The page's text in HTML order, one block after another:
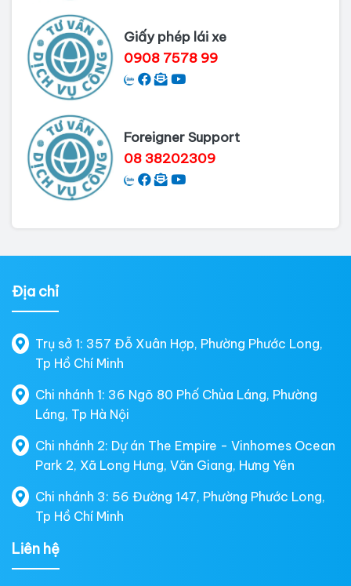
Giấy phép lái xe
0908 7578 99
Foreigner Support
08 38202309
Địa chỉ
Trụ sở 1: 357 Đỗ Xuân Hợp, Phường Phước Long,
Tp Hồ Chí Minh
Chi nhánh 1: 36 Ngõ 80 Phố Chùa Láng, Phường
Láng, Tp Hà Nội
Chi nhánh 2: Dự án The Empire - Vinhomes Ocean
Park 2, Xã Long Hưng, Văn Giang, Hưng Yên
Chi nhánh 3: 56 Đường 147, Phường Phước Long,
Tp Hồ Chí Minh
Liên hệ